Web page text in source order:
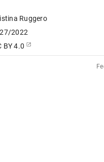
Ruggero
2022
BY 4.0